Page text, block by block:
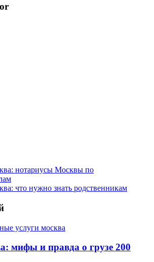
нотариусы Москвы по
что нужно знать родственникам
услуги москва
мифы и правда о грузе 200